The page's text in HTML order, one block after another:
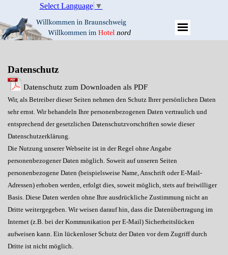
Select Language ▼
Datenschutz
Datenschutz zum Downloaden als PDF
Wir, als Betreiber dieser Seiten nehmen den Schutz Ihrer persönlichen Daten
sehr ernst. Wir behandeln Ihre personenbezogenen Daten vertraulich und
entsprechend der gesetzlichen Datenschutzvorschriften sowie dieser
Datenschutzerklärung.
Die Nutzung unserer Webseite ist in der Regel ohne Angabe
personenbezogener Daten möglich. Soweit auf unseren Seiten
personenbezogene Daten (beispielsweise Name, Anschrift oder E-Mail-
Adressen) erhoben werden, erfolgt dies, soweit möglich, stets auf freiwilliger
Basis. Diese Daten werden ohne Ihre ausdrückliche Zustimmung nicht an
Dritte weitergegeben. Wir weisen darauf hin, dass die Datenübertragung im
Internet (z.B. bei der Kommunikation per E-Mail) Sicherheitslücken
aufweisen kann. Ein lückenloser Schutz der Daten vor dem Zugriff durch
Dritte ist nicht möglich.